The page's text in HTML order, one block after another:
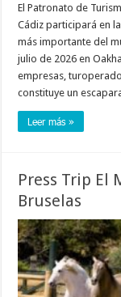
El Patronato de
Cádiz participará en
más importante del
julio de 2026 en
empresas,
constituye un
Leer más »
Press Trip El
Bruselas